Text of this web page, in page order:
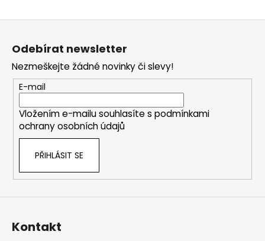
Z
Odebírat newsletter
Nezmeškejte žádné novinky či slevy!
E-mail
Vložením e-mailu souhlasíte s podmínkami
ochrany osobních údajů
PŘIHLÁSIT SE
Kontakt